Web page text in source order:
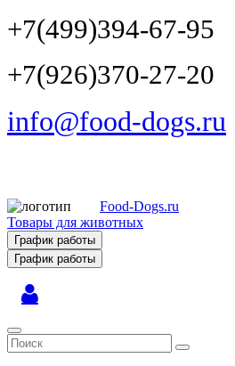
+7(499)394-67-95
+7(926)370-27-20
info@food-dogs.ru
Food-Dogs.ru
Товары для животных
График работы
График работы